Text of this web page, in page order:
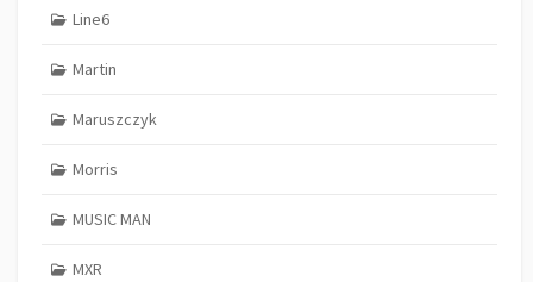
Line6
Martin
Maruszczyk
Morris
MUSIC MAN
MXR